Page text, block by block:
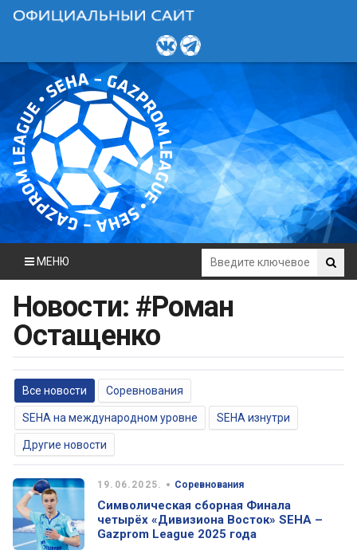
МЕНЮ
Новости: #Роман
Остащенко
Все новости Соревнования
SEHA на международном уровне SEHA изнутри
Другие новости
19.06.2025. • Соревнования
Символическая сборная Финала
четырёх «Дивизиона Восток» SEHA –
Gazprom League 2025 года